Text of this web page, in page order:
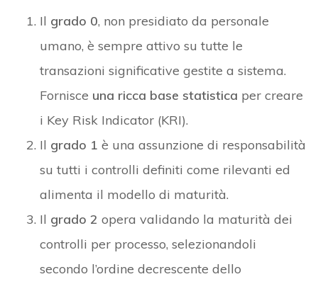
Il grado 0, non presidiato da personale
umano, è sempre attivo su tutte le
transazioni significative gestite a sistema.
Fornisce una ricca base statistica per creare
i Key Risk Indicator (KRI).
Il grado 1 è una assunzione di responsabilità
su tutti i controlli definiti come rilevanti ed
alimenta il modello di maturità.
Il grado 2 opera validando la maturità dei
controlli per processo, selezionandoli
secondo l’ordine decrescente dello